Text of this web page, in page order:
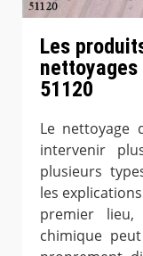
Les
51120
Le nettoyage
intervenir
plusieurs
les
premier
chimique